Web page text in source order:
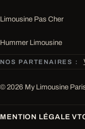
Limousine Pas Cher
Hummer Limousine
NOS PARTENAIRES :
© 2026 My Limousine
MENTION LÉGALE